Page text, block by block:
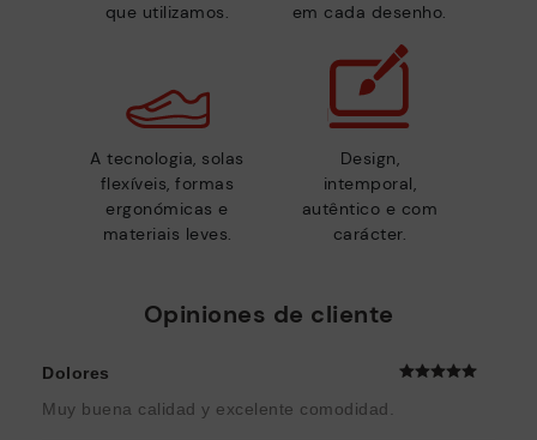
que utilizamos.
em cada desenho.
A tecnologia, solas
flexíveis, formas
ergonómicas e
materiais leves.
Design,
intemporal,
autêntico e com
carácter.
Opiniones de cliente
Dolores
Muy buena calidad y excelente comodidad.